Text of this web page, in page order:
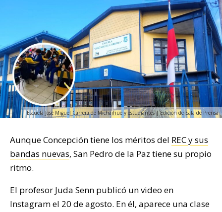
Escuela José Miguel Carrera de Michaihue y estudiantes | Edición de Sala de Prensa
Aunque Concepción tiene los méritos del REC y sus
bandas nuevas, San Pedro de la Paz tiene su propio
ritmo.
El profesor Juda Senn publicó un video en
Instagram el 20 de agosto. En él, aparece una clase